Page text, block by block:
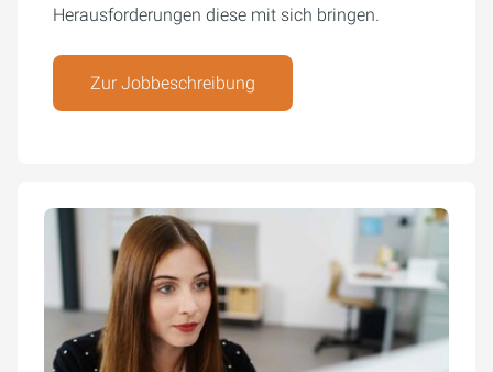
Herausforderungen diese mit sich bringen.
Zur Jobbeschreibung